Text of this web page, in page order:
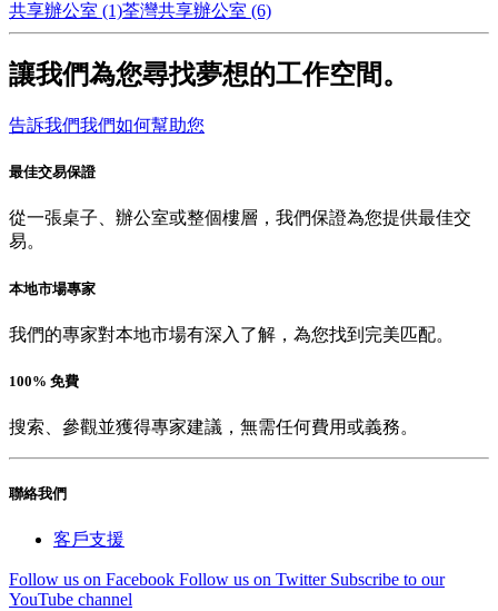
共享辦公室 (1)荃灣共享辦公室 (6)
讓我們為您尋找夢想的工作空間。
告訴我們我們如何幫助您
最佳交易保證
從一張桌子、辦公室或整個樓層，我們保證為您提供最佳交
易。
本地市場專家
我們的專家對本地市場有深入了解，為您找到完美匹配。
100% 免費
搜索、參觀並獲得專家建議，無需任何費用或義務。
聯絡我們
客戶支援
Follow us on Facebook Follow us on Twitter Subscribe to our
YouTube channel